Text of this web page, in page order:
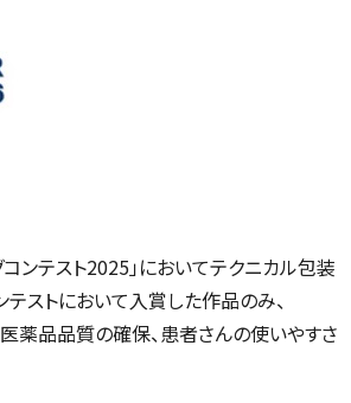
テスト2025」においてテクニカル包装
ストにおいて入賞した作品のみ、
薬品品質の確保、患者さんの使いやすさ